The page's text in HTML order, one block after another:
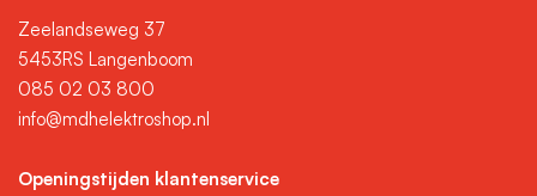
Zeelandseweg 37
5453RS Langenboom
085 02 03 800
info@mdhelektroshop.nl
Openingstijden klantenservice